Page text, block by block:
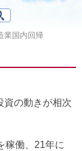
業国内回帰
資の動きが相次
稼働、21年に